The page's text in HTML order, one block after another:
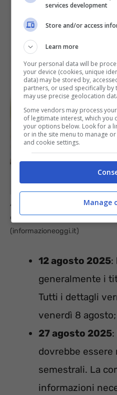
Aste BOT agosto 2025: 2
cerca titoli di Stato con
(informazioneoggi.it)
12 agosto 2025:
generalmente i
Tutti i dettagli
venerdì 8 agosto;
27 agosto 2025
dovrebbe
semestrali. La
informazioni
services development
Store and/or access
Learn more
Your personal data will be
your device (cookies, unique
data) may be stored by,
partners, or used specifically by
may use precise geolocation
Some vendors may process
of legitimate interest, which you
your options below. Look for a
or in the site menu to manage
and cookie settings.
Manage